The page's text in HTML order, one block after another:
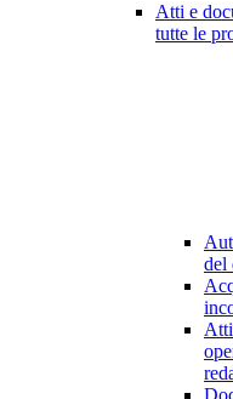
Atti e
tutte le
del